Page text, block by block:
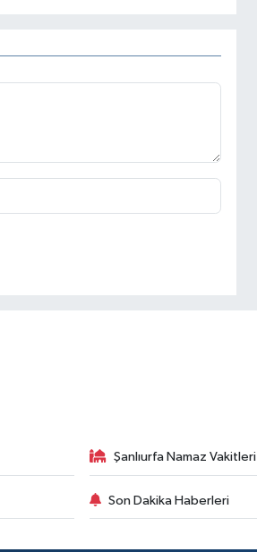
Şanlıurfa Namaz Vakitleri
Son Dakika Haberleri